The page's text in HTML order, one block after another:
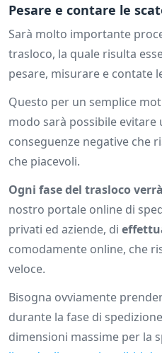
Pesare e contare le
Sarà molto importante
trasloco, la quale risulta
pesare, misurare e contate
Questo per un semplice
modo sarà possibile evitare
conseguenze negative che
che piacevoli.
Ogni fase del trasloco
nostro portale online di
privati ed aziende, di
comodamente online, che
veloce.
Bisogna ovviamente
durante la fase di
dimensioni massime per la